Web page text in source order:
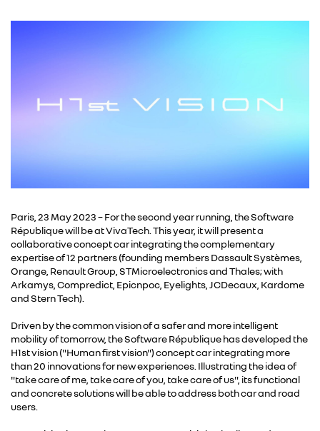
Paris, 23 May 2023 – For the second year running, the Software
République will be at VivaTech. This year, it will present a
collaborative concept car integrating the complementary
expertise of 12 partners (founding members Dassault Systèmes,
Orange, Renault Group, STMicroelectronics and Thales; with
Arkamys, Compredict, Epicnpoc, Eyelights, JCDecaux, Kardome
and Stern Tech).
Driven by the common vision of a safer and more intelligent
mobility of tomorrow, the Software République has developed the
H1st vision ("Human first vision") concept car integrating more
than 20 innovations for new experiences. Illustrating the idea of
"take care of me, take care of you, take care of us", its functional
and concrete solutions will be able to address both car and road
users.